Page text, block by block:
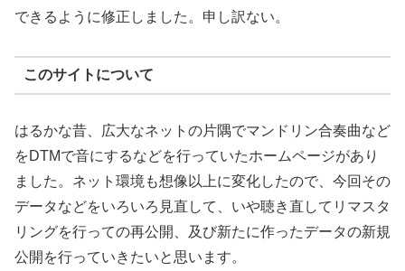
できるように修正しました。申し訳ない。
このサイトについて
はるかな昔、広大なネットの片隅でマンドリン合奏曲など
をDTMで音にするなどを行っていたホームページがあり
ました。ネット環境も想像以上に変化したので、今回その
データなどをいろいろ見直して、いや聴き直してリマスタ
リングを行っての再公開、及び新たに作ったデータの新規
公開を行っていきたいと思います。